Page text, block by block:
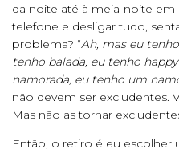
da noite até à meia-noite
telefone e desligar tudo,
problema? “Ah, mas eu
tenho balada, eu tenho
namorada, eu tenho um
não devem ser excludentes.
Mas não as tornar
Então, o retiro é eu escolher